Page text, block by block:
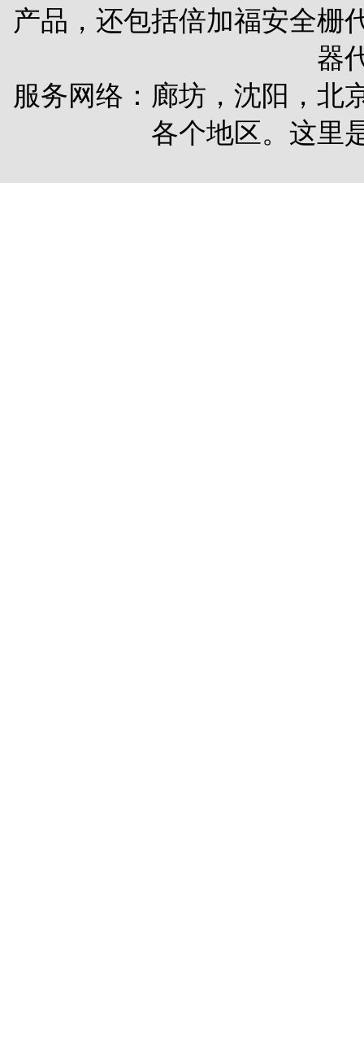
产品，还包括倍加福安全栅
器
服务网络：廊坊，沈阳，北
各个地区。这里